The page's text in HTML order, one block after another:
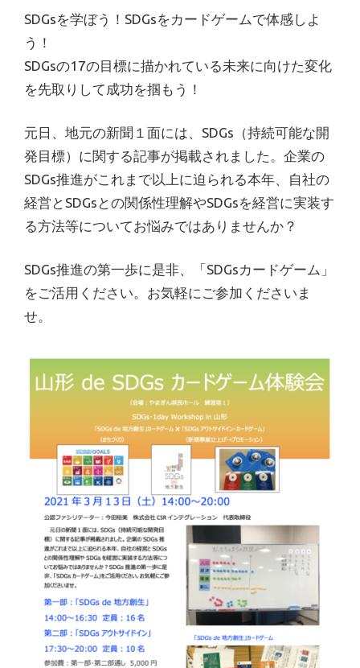
SDGsを学ぼう！SDGsをカードゲームで体感しよ
う！
SDGsの17の目標に描かれている未来に向けた変化
を先取りして成功を掴もう！
元日、地元の新聞１面には、SDGs（持続可能な開
発目標）に関する記事が掲載されました。企業の
SDGs推進がこれまで以上に迫られる本年、自社の
経営とSDGsとの関係性理解やSDGsを経営に実装す
る方法等についてお悩みではありませんか？
SDGs推進の第一歩に是非、「SDGsカードゲーム」
をご活用ください。お気軽にご参加くださいま
せ。